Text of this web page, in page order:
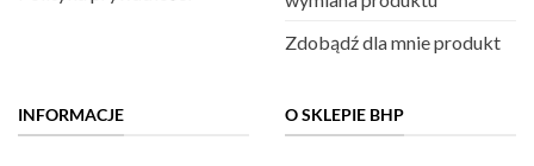
Zdobądź dla mnie produkt
INFORMACJE O SKLEPIE BHP